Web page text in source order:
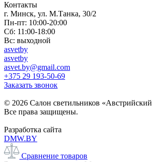
Контакты
г. Минск, ул. М.Танка, 30/2
Пн-пт: 10:00-20:00
Сб: 11:00-18:00
Вс: выходной
asvetby
asvetby
asvet.by@gmail.com
+375 29 193-50-69
Заказать звонок
© 2026 Салон светильников «Австрийский
Все права защищены.
Разработка сайта
DMW.BY
Сравнение товаров